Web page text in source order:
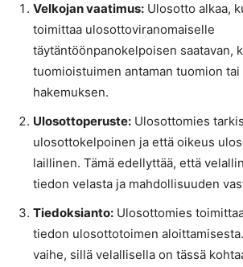
Velkojan vaatimus: Ulosotto alkaa,
toimittaa ulosottoviranomaiselle
täytäntöönpanokelpoisen saatavan,
tuomioistuimen antaman tuomion
hakemuksen.
Ulosottoperuste: Ulosottomies
ulosottokelpoinen ja että oikeus
laillinen. Tämä edellyttää, että
tiedon velasta ja mahdollisuuden
Tiedoksianto: Ulosottomies
tiedon ulosottotoimen
vaihe, sillä velallisella on tässä